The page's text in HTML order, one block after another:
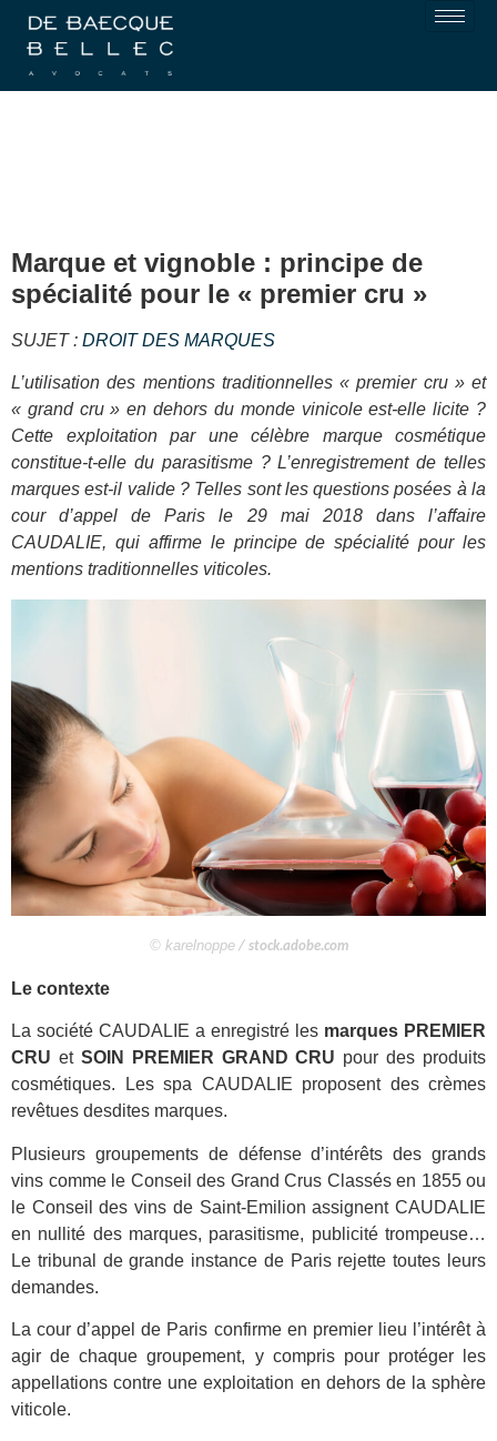
Marque et vignoble : principe de
spécialité pour le « premier cru »
SUJET : DROIT DES MARQUES
L’utilisation des mentions traditionnelles « premier cru » et
« grand cru » en dehors du monde vinicole est-elle licite ?
Cette exploitation par une célèbre marque cosmétique
constitue-t-elle du parasitisme ? L’enregistrement de telles
marques est-il valide ? Telles sont les questions posées à la
cour d’appel de Paris le 29 mai 2018 dans l’affaire
CAUDALIE, qui affirme le principe de spécialité pour les
mentions traditionnelles viticoles.
© karelnoppe/ stock.adobe.com
Le contexte
La société CAUDALIE a enregistré les marques PREMIER
CRU et SOIN PREMIER GRAND CRU pour des produits
cosmétiques. Les spa CAUDALIE proposent des crèmes
revêtues desdites marques.
Plusieurs groupements de défense d’intérêts des grands
vins comme le Conseil des Grand Crus Classés en 1855 ou
le Conseil des vins de Saint-Emilion assignent CAUDALIE
en nullité des marques, parasitisme, publicité trompeuse…
Le tribunal de grande instance de Paris rejette toutes leurs
demandes.
La cour d’appel de Paris confirme en premier lieu l’intérêt à
agir de chaque groupement, y compris pour protéger les
appellations contre une exploitation en dehors de la sphère
viticole.